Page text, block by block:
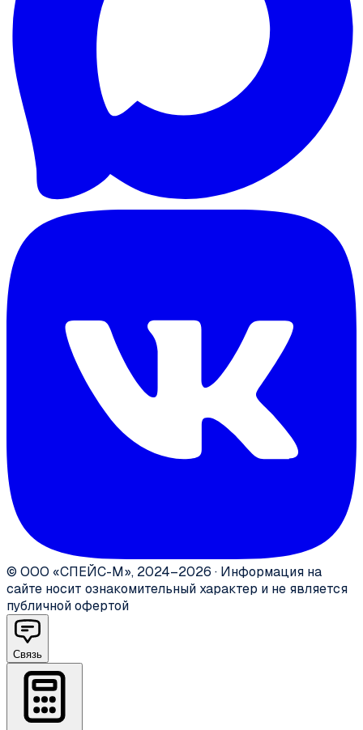
© ООО «СПЕЙС-М», 2024–2026 · Информация на
сайте носит ознакомительный характер и не является
публичной офертой
Связь